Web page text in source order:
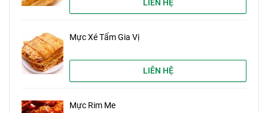
LIÊN HỆ
Mực Xé Tẩm Gia Vị
LIÊN HỆ
Mực Rim Me